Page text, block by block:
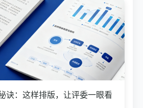
诀：这样排版，让评委一眼看